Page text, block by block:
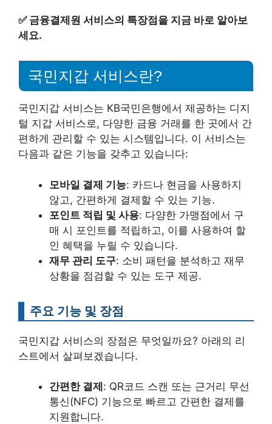
✅ 금융결제원 서비스의 특장점을 지금 바로 알아보
세요.
국민지갑 서비스란?
국민지갑 서비스는 KB국민은행에서 제공하는 디지
털 지갑 서비스로, 다양한 금융 거래를 한 곳에서 간
편하게 관리할 수 있는 시스템입니다. 이 서비스는
다음과 같은 기능을 갖추고 있습니다:
모바일 결제 기능: 카드나 현금을 사용하지
않고, 간편하게 결제할 수 있는 기능.
포인트 적립 및 사용: 다양한 가맹점에서 구
매 시 포인트를 적립하고, 이를 사용하여 할
인 혜택을 누릴 수 있습니다.
재무 관리 도구: 소비 패턴을 분석하고 재무
상황을 점검할 수 있는 도구 제공.
주요 기능 및 장점
국민지갑 서비스의 장점은 무엇일까요? 아래의 리
스트에서 살펴보겠습니다.
간편한 결제 : QR코드 스캔 또는 근거리 무선
통신(NFC) 기능으로 빠르고 간편한 결제를
지원합니다.